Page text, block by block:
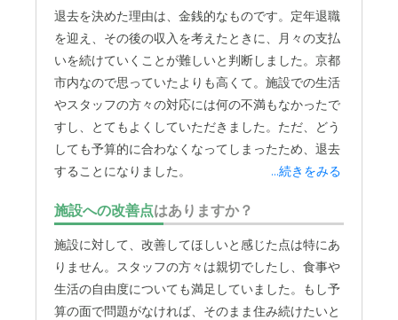
このような不測の事態は稀だとは思いますが、例え
ば日割りでの返金など、もう少し柔軟な対応をご検
討いただけると、家族としては大変救われるのでは
ないかと感じます。
退去を決めた理由は、金銭的なものです。定年退職
を迎え、その後の収入を考えたときに、月々の支払
いを続けていくことが難しいと判断しました。京都
市内なので思っていたよりも高くて。施設での生活
やスタッフの方々の対応には何の不満もなかったで
すし、とてもよくしていただきました。ただ、どう
しても予算的に合わなくなってしまったため、退去
することになりました。
...続きをみる
施設への改善点はありますか？
施設に対して、改善してほしいと感じた点は特にあ
りません。スタッフの方々は親切でしたし、食事や
生活の自由度についても満足していました。もし予
算の面で問題がなければ、そのまま住み続けたいと